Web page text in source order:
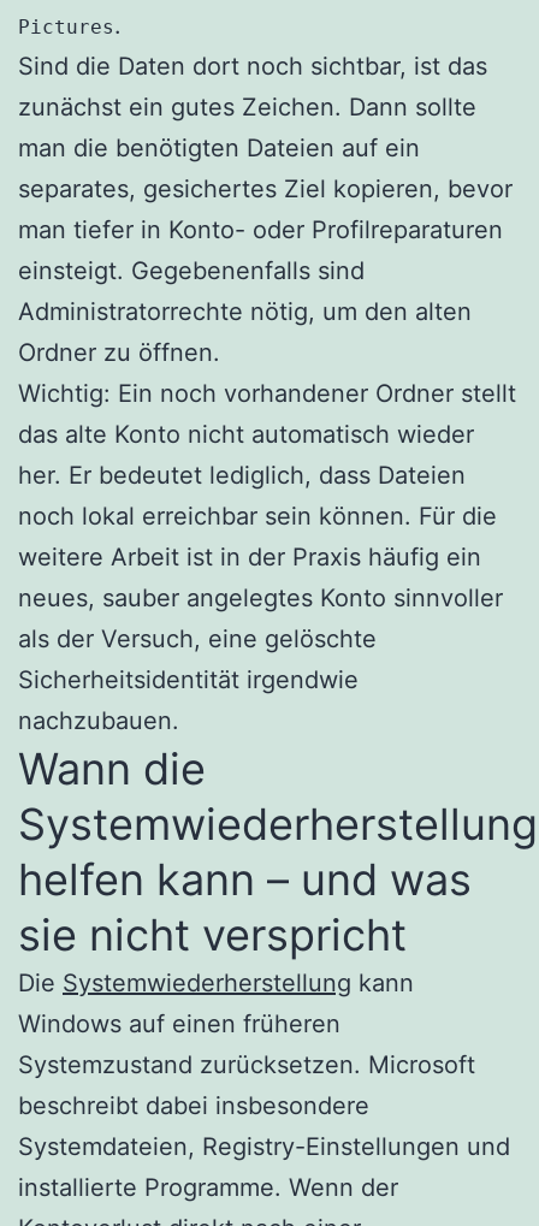
Pictures.
Sind die Daten dort noch sichtbar, ist das
zunächst ein gutes Zeichen. Dann sollte
man die benötigten Dateien auf ein
separates, gesichertes Ziel kopieren, bevor
man tiefer in Konto- oder Profilreparaturen
einsteigt. Gegebenenfalls sind
Administratorrechte nötig, um den alten
Ordner zu öffnen.
Wichtig: Ein noch vorhandener Ordner stellt
das alte Konto nicht automatisch wieder
her. Er bedeutet lediglich, dass Dateien
noch lokal erreichbar sein können. Für die
weitere Arbeit ist in der Praxis häufig ein
neues, sauber angelegtes Konto sinnvoller
als der Versuch, eine gelöschte
Sicherheitsidentität irgendwie
nachzubauen.
Wann die
Systemwiederherstellung
helfen kann – und was
sie nicht verspricht
Die Systemwiederherstellung kann
Windows auf einen früheren
Systemzustand zurücksetzen. Microsoft
beschreibt dabei insbesondere
Systemdateien, Registry-Einstellungen und
installierte Programme. Wenn der